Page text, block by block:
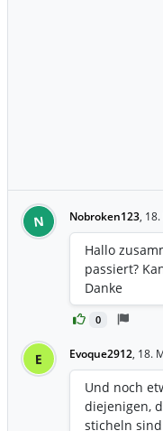
N Nobroken123,
0
Hallo
passiert?
Danke
E Evoque2912, 18.
Und noch
diejenigen,
sticheln